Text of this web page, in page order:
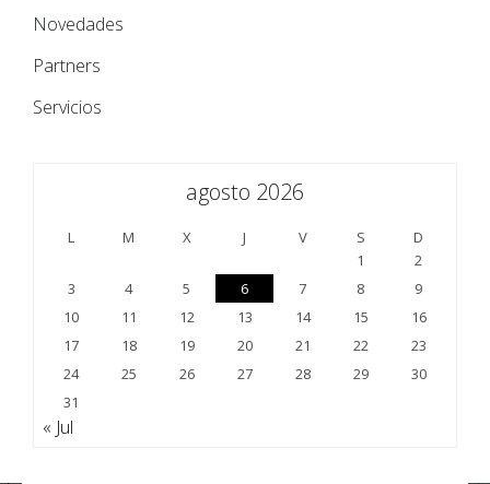
Novedades
Partners
Servicios
agosto 2026
L M X J V S
D
1
2
3
4 5 6 7 8
9
10
11 12 13 14 15
16
17
18 19 20 21 22
23
24
25 26 27 28 29
30
31
« Jul